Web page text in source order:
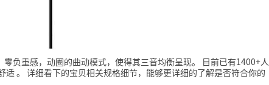
负重感，动圈的曲动模式，使得其三音均衡呈现。
目前已有1400+人
适。 详细看下的宝贝相关规格细节，能够更详细的了解是否符合你的